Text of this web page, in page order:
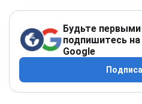
Будьте первыми
подпишитесь на
Google